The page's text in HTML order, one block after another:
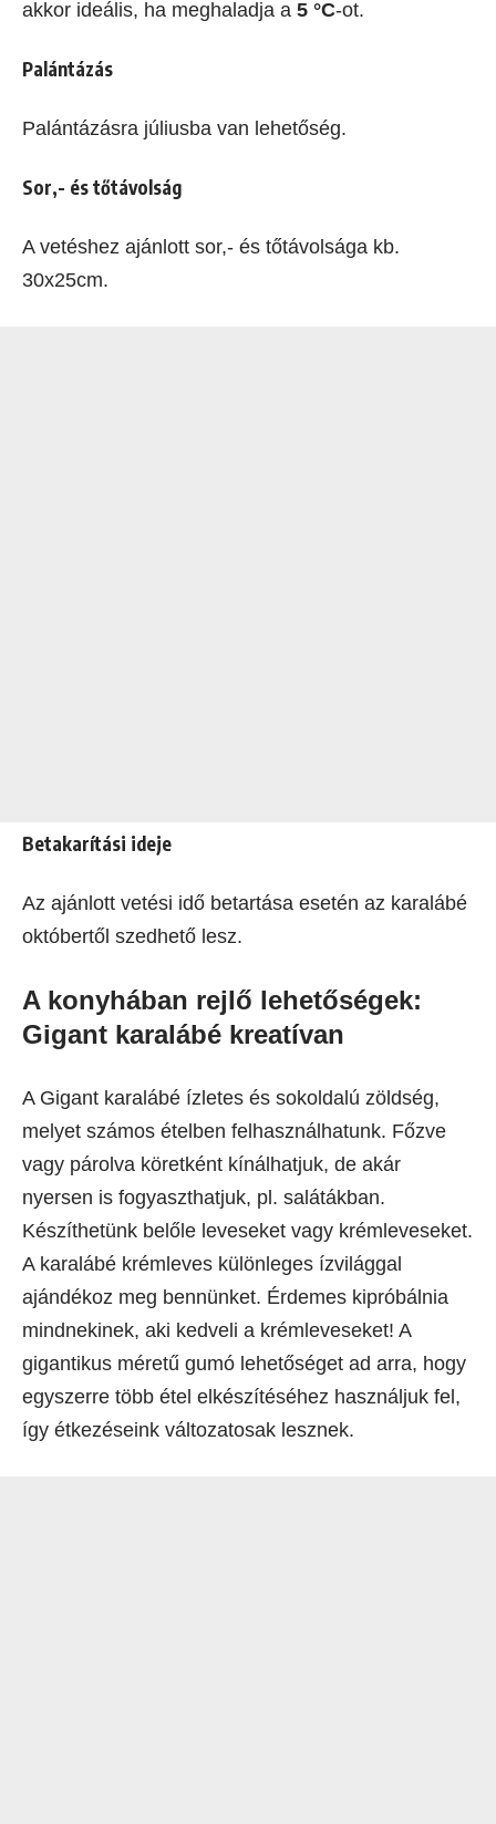
akkor ideális, ha meghaladja a 5 °C-ot.
Palántázás
Palántázásra júliusba van lehetőség.
Sor,- és tőtávolság
A vetéshez ajánlott sor,- és tőtávolsága kb.
30x25cm.
Betakarítási ideje
Az ajánlott vetési idő betartása esetén az karalábé
októbertől szedhető lesz.
A konyhában rejlő lehetőségek:
Gigant karalábé kreatívan
A Gigant karalábé ízletes és sokoldalú zöldség,
melyet számos ételben felhasználhatunk. Főzve
vagy párolva köretként kínálhatjuk, de akár
nyersen is fogyaszthatjuk, pl. salátákban.
Készíthetünk belőle leveseket vagy krémleveseket.
A karalábé krémleves különleges ízvilággal
ajándékoz meg bennünket. Érdemes kipróbálnia
mindnekinek, aki kedveli a krémleveseket! A
gigantikus méretű gumó lehetőséget ad arra, hogy
egyszerre több étel elkészítéséhez használjuk fel,
így étkezéseink változatosak lesznek.